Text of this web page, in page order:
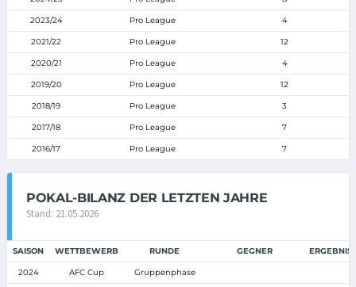
2023/24 Pro League 4
2021/22 Pro League 12
2020/21 Pro League 4
2019/20 Pro League 12
2018/19 Pro League 3
2017/18 Pro League 7
2016/17 Pro League 7
POKAL-BILANZ DER LETZTEN JAHRE
Stand: 21.05.2026
SAISON WETTBEWERB RUNDE GEGNER ERGEBNIS
2024 AFC Cup Gruppenphase